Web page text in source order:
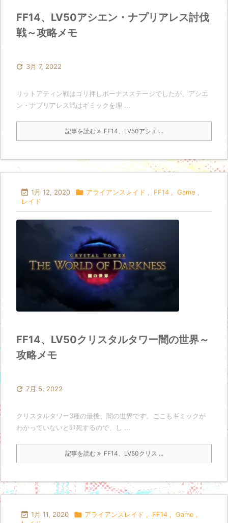
FF14、LV50アシエン・ナプリアレス討伐
戦～攻略メモ
 3月 7, 2022
リットアティン戦はゴリ押しボーナスステージでしたが、アシエ
ン・ナプリアレス戦はギミックを理 ...
記事を読む FF14、LV50アシエ ...
 1月 12, 2020  アライアンスレイド , FF14 , Game ,
レイド
FF14、LV50クリスタルタワー闇の世界～
攻略メモ
 7月 5, 2022
クリスタルタワー3種の最後、闇の世界です。ここもギミックが
わかっていないと即死するので、し ...
記事を読む FF14、LV50クリス ...
 1月 11, 2020  アライアンスレイド , FF14 , Game ,